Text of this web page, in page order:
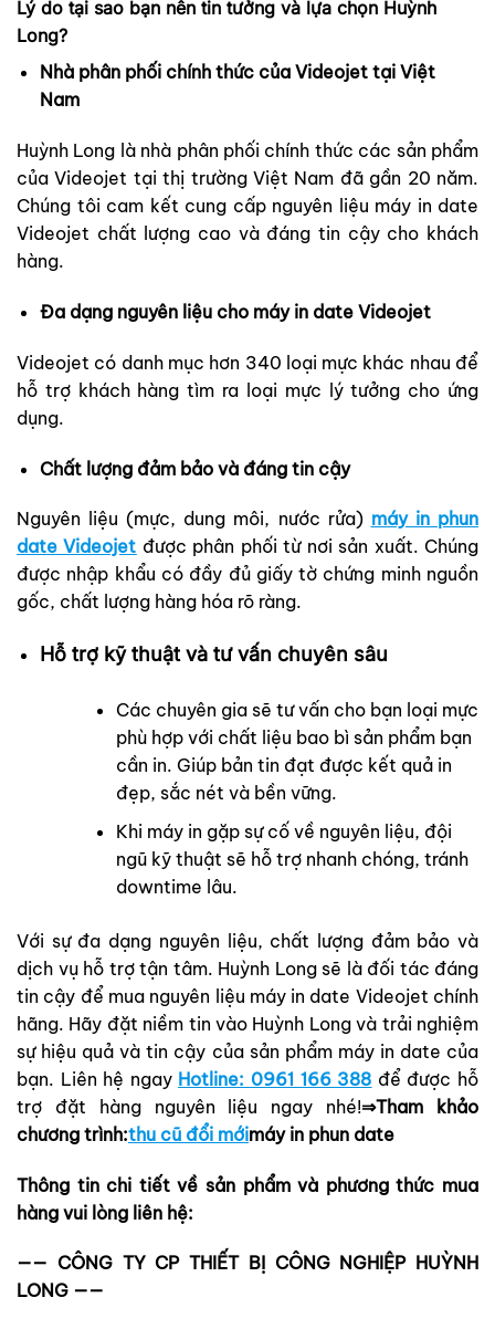
Lý do tại sao bạn nên tin tưởng và lựa chọn Huỳnh
Long?
Nhà phân phối chính thức của Videojet tại Việt
Nam
Huỳnh Long là nhà phân phối chính thức các sản phẩm
của Videojet tại thị trường Việt Nam đã gần 20 năm.
Chúng tôi cam kết cung cấp nguyên liệu máy in date
Videojet chất lượng cao và đáng tin cậy cho khách
hàng.
Đa dạng nguyên liệu cho máy in date Videojet
Videojet có danh mục hơn 340 loại mực khác nhau để
hỗ trợ khách hàng tìm ra loại mực lý tưởng cho ứng
dụng.
Chất lượng đảm bảo và đáng tin cậy
Nguyên liệu (mực, dung môi, nước rửa) máy in phun
date Videojet được phân phối từ nơi sản xuất. Chúng
được nhập khẩu có đầy đủ giấy tờ chứng minh nguồn
gốc, chất lượng hàng hóa rõ ràng.
Hỗ trợ kỹ thuật và tư vấn chuyên sâu
Các chuyên gia sẽ tư vấn cho bạn loại mực
phù hợp với chất liệu bao bì sản phẩm bạn
cần in. Giúp bản tin đạt được kết quả in
đẹp, sắc nét và bền vững.
Khi máy in gặp sự cố về nguyên liệu, đội
ngũ kỹ thuật sẽ hỗ trợ nhanh chóng, tránh
downtime lâu.
Với sự đa dạng nguyên liệu, chất lượng đảm bảo và
dịch vụ hỗ trợ tận tâm. Huỳnh Long sẽ là đối tác đáng
tin cậy để mua nguyên liệu máy in date Videojet chính
hãng. Hãy đặt niềm tin vào Huỳnh Long và trải nghiệm
sự hiệu quả và tin cậy của sản phẩm máy in date của
bạn. Liên hệ ngay Hotline: 0961 166 388 để được hỗ
trợ đặt hàng nguyên liệu ngay nhé!⇒Tham khảo
chương trình:thu cũ đổi mớimáy in phun date
Thông tin chi tiết về sản phẩm và phương thức mua
hàng vui lòng liên hệ:
—— CÔNG TY CP THIẾT BỊ CÔNG NGHIỆP HUỲNH
LONG ——